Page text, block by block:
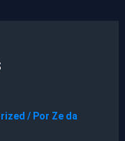
/ Por Ze da